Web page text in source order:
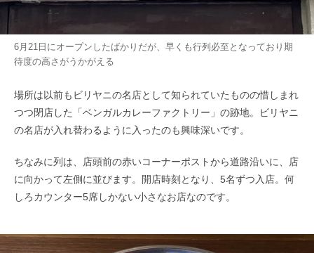
6月21日にオープンしたばかりだが、早くも行列必至となっており期
待度の高さがうかがえる
場所は以前もビリヤニの名店として知られていたものの惜しまれ
つつ閉店した「ベンガルカレーファクトリー」の跡地。ビリヤニ
の名店が入れ替わるように入ったのも興味深いです。
ちなみに列は、店頭前の赤いコーナーポストから道路沿いに、店
に向かって左側に並びます。開店時刻となり、5名ずつ入店。何
しろカウンター5席しかない小さなお店なのです。